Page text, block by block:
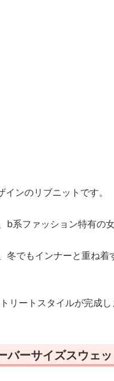
ンのリブニットです。
系ファッション特有の
でもインナーと重ね着
リートスタイルが完成し
バーサイズスウェッ